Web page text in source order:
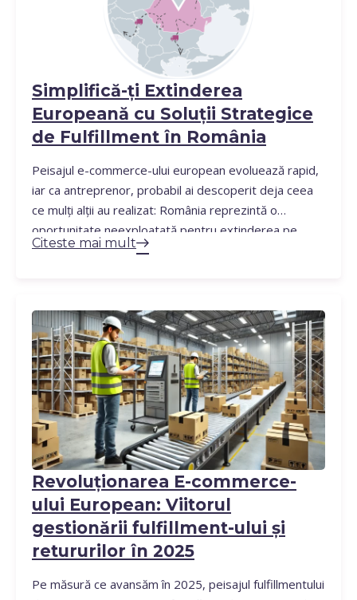
Simplifică-ți Extinderea
Europeană cu Soluții Strategice
de Fulfillment în România
Peisajul e-commerce-ului european evoluează rapid,
iar ca antreprenor, probabil ai descoperit deja ceea
ce mulți alții au realizat: România reprezintă o
oportunitate neexploatată pentru extinderea pe
piață. Însă, odată cu oportunitatea, apar și
timp ce încerci să îți crești afacerea, pot deveni
copleșitoare.…
Citeste mai mult
Revoluționarea E-commerce-
ului European: Viitorul
gestionării fulfillment-ului și
retururilor în 2025
Pe măsură ce avansăm în 2025, peisajul fulfillmentului